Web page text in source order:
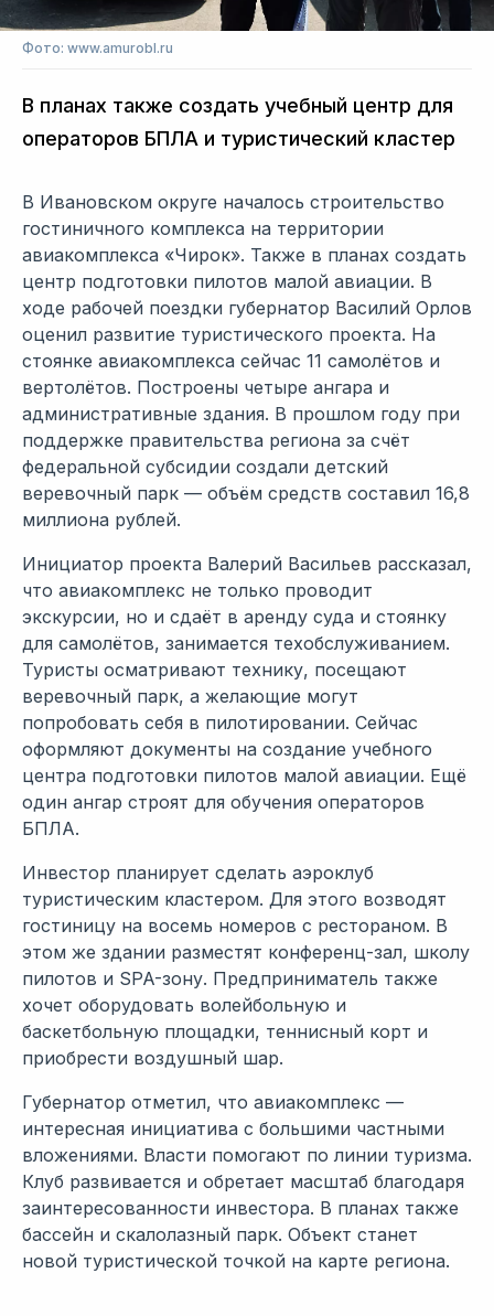
Фото: www.amurobl.ru
В планах также создать учебный центр для
операторов БПЛА и туристический кластер
В Ивановском округе началось строительство
гостиничного комплекса на территории
авиакомплекса «Чирок». Также в планах создать
центр подготовки пилотов малой авиации. В
ходе рабочей поездки губернатор Василий Орлов
оценил развитие туристического проекта. На
стоянке авиакомплекса сейчас 11 самолётов и
вертолётов. Построены четыре ангара и
административные здания. В прошлом году при
поддержке правительства региона за счёт
федеральной субсидии создали детский
веревочный парк — объём средств составил 16,8
миллиона рублей.
Инициатор проекта Валерий Васильев рассказал,
что авиакомплекс не только проводит
экскурсии, но и сдаёт в аренду суда и стоянку
для самолётов, занимается техобслуживанием.
Туристы осматривают технику, посещают
веревочный парк, а желающие могут
попробовать себя в пилотировании. Сейчас
оформляют документы на создание учебного
центра подготовки пилотов малой авиации. Ещё
один ангар строят для обучения операторов
БПЛА.
Инвестор планирует сделать аэроклуб
туристическим кластером. Для этого возводят
гостиницу на восемь номеров с рестораном. В
этом же здании разместят конференц-зал, школу
пилотов и SPA-зону. Предприниматель также
хочет оборудовать волейбольную и
баскетбольную площадки, теннисный корт и
приобрести воздушный шар.
Губернатор отметил, что авиакомплекс —
интересная инициатива с большими частными
вложениями. Власти помогают по линии туризма.
Клуб развивается и обретает масштаб благодаря
заинтересованности инвестора. В планах также
бассейн и скалолазный парк. Объект станет
новой туристической точкой на карте региона.